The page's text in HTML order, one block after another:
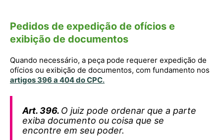
Pedidos de expedição de ofícios e
exibição de documentos
Quando necessário, a peça pode requerer expedição de
ofícios ou exibição de documentos, com fundamento nos
artigos 396 a 404 do CPC.
Art. 396. O juiz pode ordenar que a parte
exiba documento ou coisa que se
encontre em seu poder.